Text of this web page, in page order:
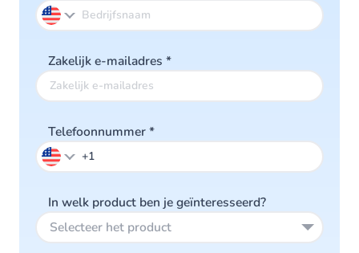
Zakelijk e-mailadres *
Telefoonnummer*
In welk product ben je geïnteresseerd?
Selecteer het product